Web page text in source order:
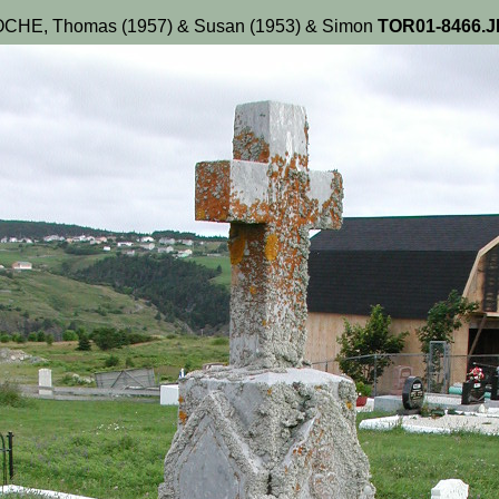
Thomas (1957) & Susan (1953) & Simon TOR01-